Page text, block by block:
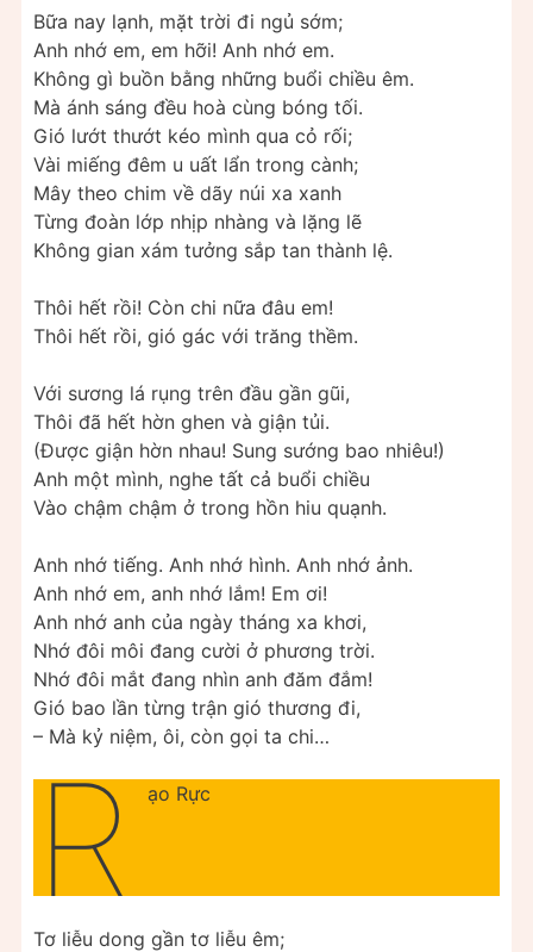
Bữa nay lạnh, mặt trời đi ngủ sớm;
Anh nhớ em, em hỡi! Anh nhớ em.
Không gì buồn bằng những buổi chiều êm.
Mà ánh sáng đều hoà cùng bóng tối.
Gió lướt thướt kéo mình qua cỏ rối;
Vài miếng đêm u uất lẩn trong cành;
Mây theo chim về dãy núi xa xanh
Từng đoàn lớp nhịp nhàng và lặng lẽ
Không gian xám tưởng sắp tan thành lệ.
Thôi hết rồi! Còn chi nữa đâu em!
Thôi hết rồi, gió gác với trăng thềm.
Với sương lá rụng trên đầu gần gũi,
Thôi đã hết hờn ghen và giận tủi.
(Được giận hờn nhau! Sung sướng bao nhiêu!)
Anh một mình, nghe tất cả buổi chiều
Vào chậm chậm ở trong hồn hiu quạnh.
Anh nhớ tiếng. Anh nhớ hình. Anh nhớ ảnh.
Anh nhớ em, anh nhớ lắm! Em ơi!
Anh nhớ anh của ngày tháng xa khơi,
Nhớ đôi môi đang cười ở phương trời.
Nhớ đôi mắt đang nhìn anh đăm đắm!
Gió bao lần từng trận gió thương đi,
– Mà kỷ niệm, ôi, còn gọi ta chi…
R ạo Rực
Tơ liễu dong gần tơ liễu êm;